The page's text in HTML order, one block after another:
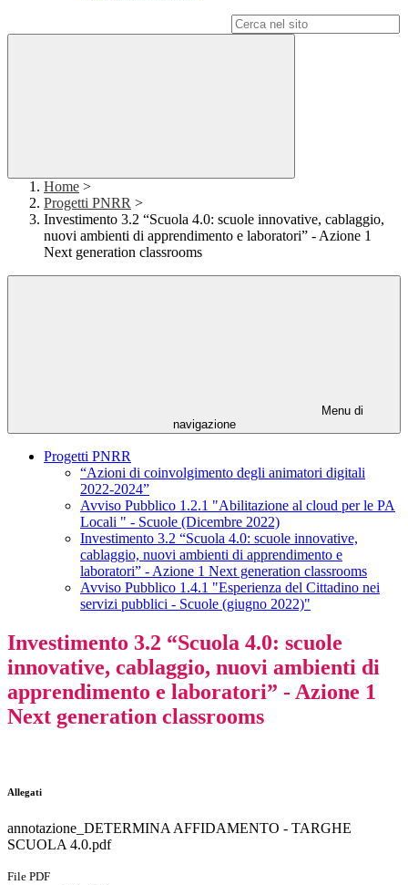
Home >
Progetti PNRR >
Investimento 3.2 “Scuola 4.0: scuole innovative, cablaggio,
nuovi ambienti di apprendimento e laboratori” - Azione 1
Next generation classrooms
Menu di
navigazione
Progetti PNRR
“Azioni di coinvolgimento degli animatori digitali
2022-2024”
Avviso Pubblico 1.2.1 "Abilitazione al cloud per le PA
Locali " - Scuole (Dicembre 2022)
Investimento 3.2 “Scuola 4.0: scuole innovative,
cablaggio, nuovi ambienti di apprendimento e
laboratori” - Azione 1 Next generation classrooms
Avviso Pubblico 1.4.1 "Esperienza del Cittadino nei
servizi pubblici - Scuole (giugno 2022)"
Investimento 3.2 “Scuola 4.0: scuole
innovative, cablaggio, nuovi ambienti di
apprendimento e laboratori” - Azione 1
Next generation classrooms
Allegati
annotazione_DETERMINA AFFIDAMENTO - TARGHE
SCUOLA 4.0.pdf
File PDF